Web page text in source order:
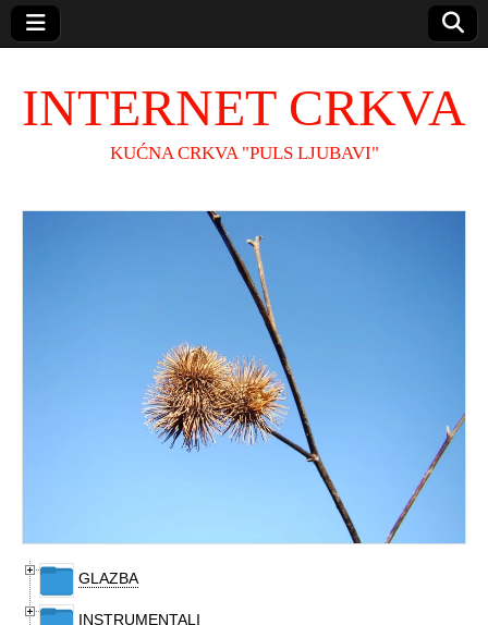
INTERNET CRKVA
KUĆNA CRKVA "PULS LJUBAVI"
GLAZBA
INSTRUMENTALI